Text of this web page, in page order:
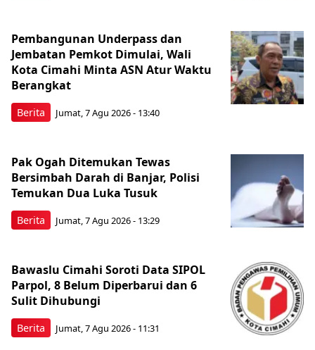
Berita
Pembangunan Underpass dan
Jembatan Pemkot Dimulai, Wali
Kota Cimahi Minta ASN Atur Waktu
Berangkat
Jumat, 7 Agu 2026 - 13:40
Berita
Pak Ogah Ditemukan Tewas
Bersimbah Darah di Banjar, Polisi
Temukan Dua Luka Tusuk
Jumat, 7 Agu 2026 - 13:29
Berita
Bawaslu Cimahi Soroti Data SIPOL
Parpol, 8 Belum Diperbarui dan 6
Sulit Dihubungi
Jumat, 7 Agu 2026 - 11:31